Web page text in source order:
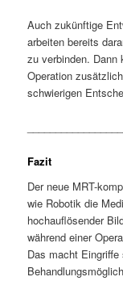
Auch zukünftige
arbeiten bereits
zu verbinden. Dann
Operation
schwierigen
Fazit
Der neue MRT-
wie Robotik die
hochauflösender
während einer
Das macht